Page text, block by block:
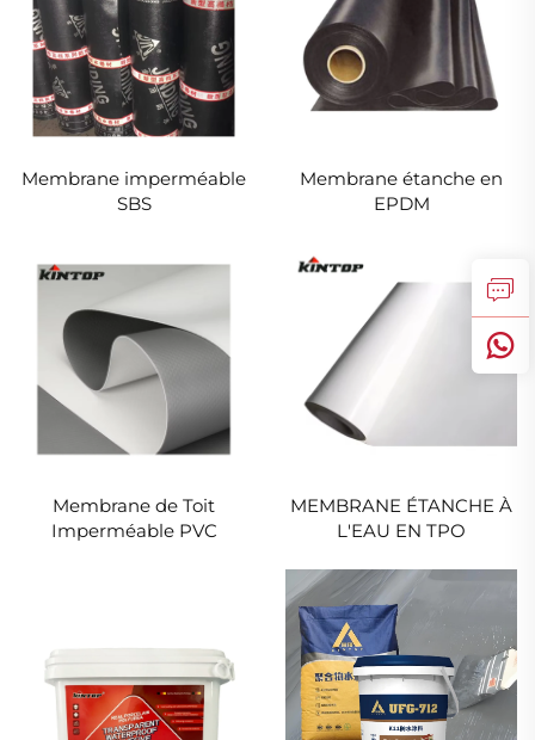
Membrane imperméable
SBS
Membrane étanche en
EPDM
Membrane de Toit
Imperméable PVC
MEMBRANE ÉTANCHE À
L'EAU EN TPO